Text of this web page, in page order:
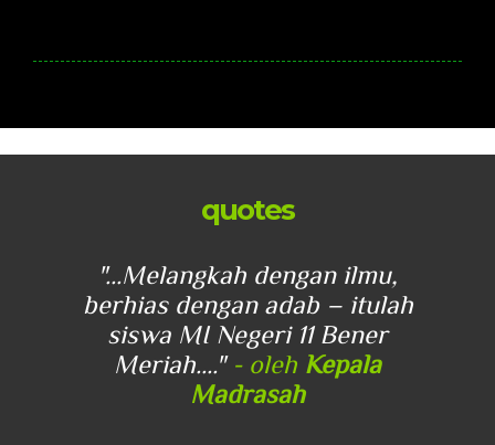
quotes
"...Melangkah dengan ilmu,
berhias dengan adab – itulah
siswa MI Negeri 11 Bener
Meriah...." - oleh Kepala
Madrasah